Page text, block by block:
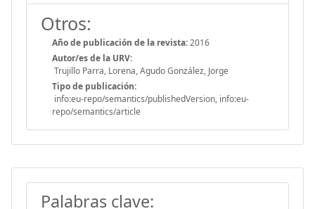
Otros:
Año de publicación de la revista:2016
Autor/es de la URV:
Trujillo Parra, Lorena, Agudo González, Jorge
Tipo de publicación:
info:eu-repo/semantics/publishedVersion, info:eu-
repo/semantics/article
Palabras clave: